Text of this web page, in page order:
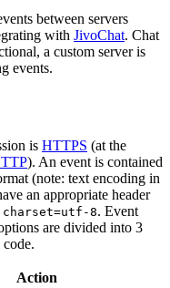
between servers
with JivoChat. Chat
a custom server is
events.
is HTTPS (at the
). An event is contained
(note: text encoding in
an appropriate header
8. Event
are divided into 3
Action